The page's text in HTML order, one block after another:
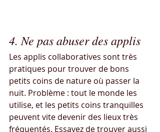
4. Ne pas abuser des applis
Les applis collaboratives sont très
pratiques pour trouver de bons
petits coins de nature où passer la
nuit. Problème : tout le monde les
utilise, et les petits coins tranquilles
peuvent vite devenir des lieux très
fréquentés. Essayez de trouver aussi